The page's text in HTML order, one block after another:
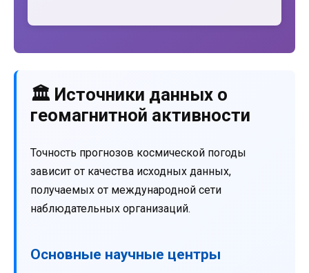
🏛️ Источники данных о
геомагнитной активности
Точность прогнозов космической погоды
зависит от качества исходных данных,
получаемых от международной сети
наблюдательных организаций.
Основные научные центры